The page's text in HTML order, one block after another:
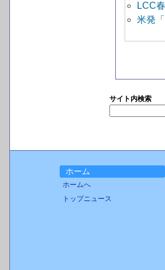
LCC
米発
サイト内検索
ホーム
ホームへ
トップニュース